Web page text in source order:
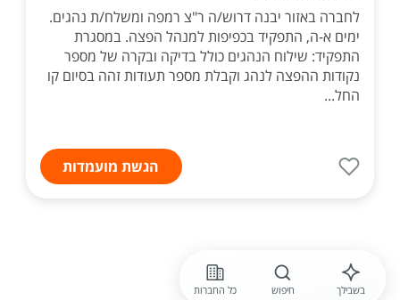
לחברה באזור יבנה דרוש/ה ר"צ רמפה ומשלח/ת נהגים.
ימים א-ה, התפקיד בכפיפות למנהל הפצה. במסגרת
התפקיד: שילוח הנהגים כולל בדיקה ובקרה של מספר
נקודות ההפצה לנהג וקבלת מספר תעודות זהה בסיום קו
החל...
הגשת מועמדות
בשבילך חיפוש כל החברות